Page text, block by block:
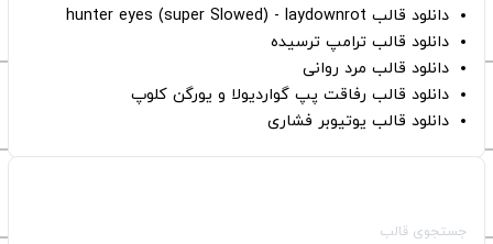
دانلود قالب hunter eyes (super Slowed) - laydownrot
دانلود قالب ترامپ ترسیده
دانلود قالب مرد روانی
دانلود قالب رفاقت پپ گواردیولا و یورگن کلوپ
دانلود قالب یوتیوبر فشاری
جستجوی قالب